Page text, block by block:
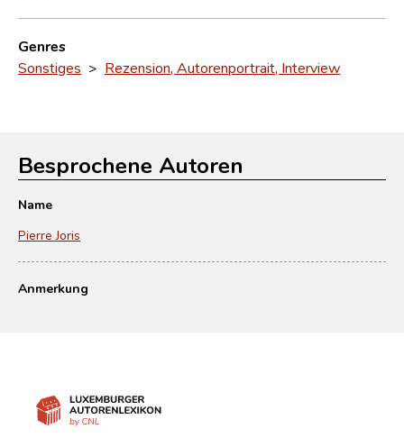
Genres
Sonstiges > Rezension, Autorenportrait, Interview
Besprochene Autoren
Name
Pierre Joris
Anmerkung